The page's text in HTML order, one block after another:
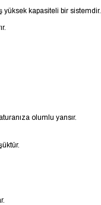
kapasiteli bir sistemdir.
olumlu yansır.